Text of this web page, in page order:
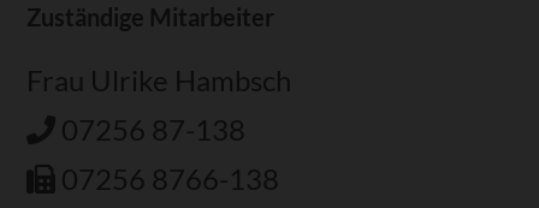
Zuständige Mitarbeiter
Frau Ulrike Hambsch
07256 87-138
07256 8766-138